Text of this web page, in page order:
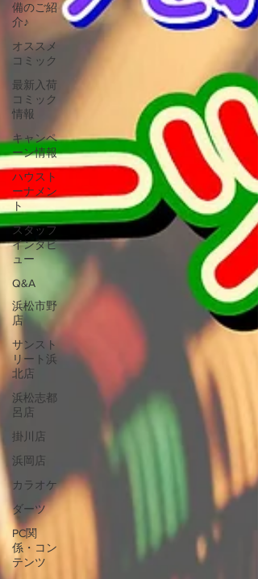
備のご紹
介♪
オススメ
コミック
最新入荷
コミック
情報
キャンペ
ーン情報
ハウスト
ーナメン
ト
スタッフ
インタビ
ュー
Q&A
浜松市野
店
サンスト
リート浜
北店
浜松志都
呂店
掛川店
浜岡店
カラオケ
ダーツ
PC関
係・コン
テンツ